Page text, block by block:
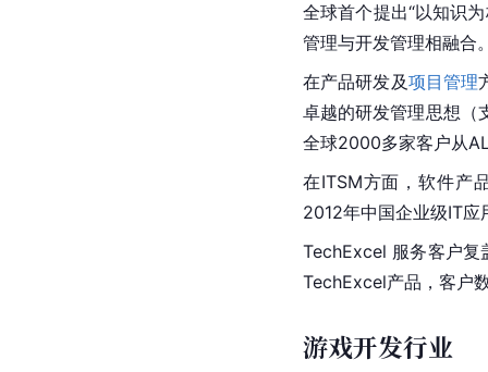
全球首个提出“以知识
管理与开发管理相融合
在产品研发及项目管理
卓越的研发管理思想（
全球2000多家客户从
在ITSM方面，软件产
2012年中国企业级IT
TechExcel 服务客户复
TechExcel产品，客户
游戏开发行业